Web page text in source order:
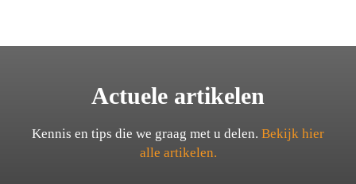
Actuele artikelen
Kennis en tips die we graag met u delen. Bekijk hier
alle artikelen.